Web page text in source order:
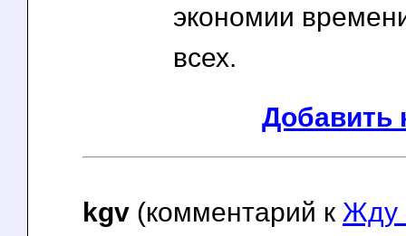
экономии
всех.
Добавить
kgv (комментарий к Жду